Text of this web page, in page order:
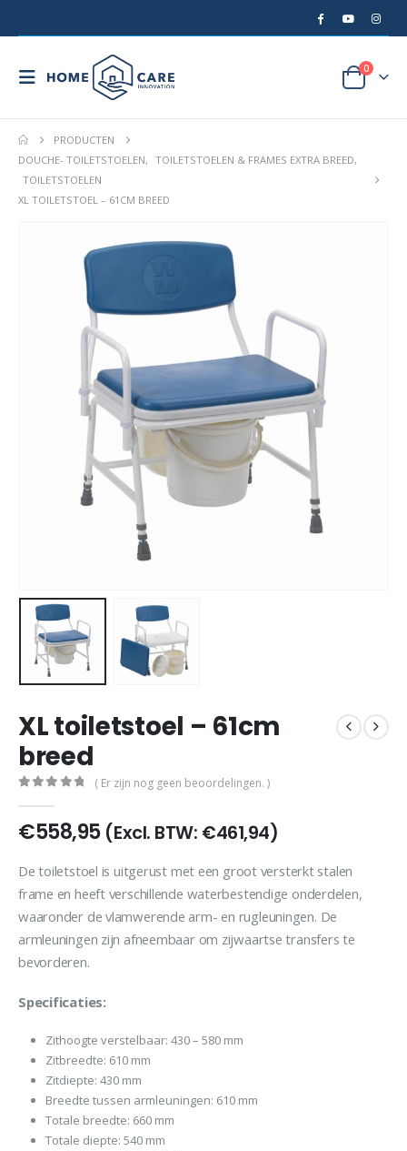
0
PRODUCTEN
DOUCHE- TOILETSTOELEN, TOILETSTOELEN & FRAMES EXTRA BREED,
TOILETSTOELEN
XL TOILETSTOEL – 61CM BREED
XL toiletstoel – 61cm
breed
( Er zijn nog geen beoordelingen. )
€558,95 (Excl. BTW: €461,94)
De toiletstoel is uitgerust met een groot versterkt stalen
frame en heeft verschillende waterbestendige onderdelen,
waaronder de vlamwerende arm- en rugleuningen. De
armleuningen zijn afneembaar om zijwaartse transfers te
bevorderen.
Specificaties:
Zithoogte verstelbaar: 430 – 580 mm
Zitbreedte: 610 mm
Zitdiepte: 430 mm
Breedte tussen armleuningen: 610 mm
Totale breedte: 660 mm
Totale diepte: 540 mm